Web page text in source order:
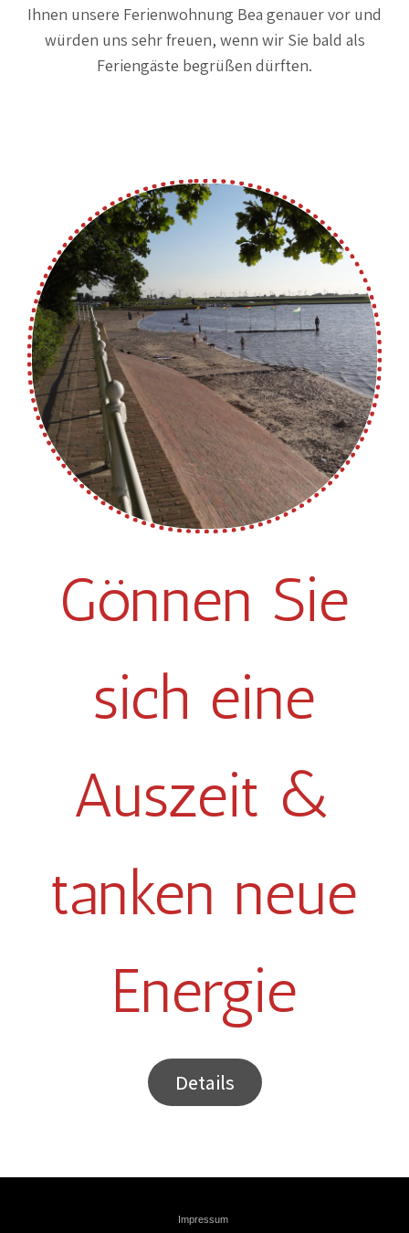
Ihnen unsere Ferienwohnung Bea genauer vor und
würden uns sehr freuen, wenn wir Sie bald als
Feriengäste begrüßen dürften.
Gönnen Sie
sich eine
Auszeit &
tanken neue
Energie
Details
Impressum